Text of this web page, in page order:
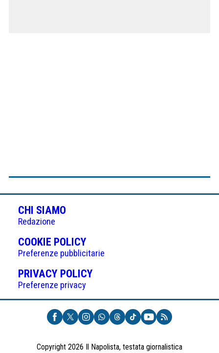
CHI SIAMO
Redazione
COOKIE POLICY(APRE
IN
UNA
NUOVA
Preferenze pubblicitarie
PRIVACY POLICY(APRE
UNA
NUOVA
SCHEDA)
Preferenze privacy
Copyright 2026 Il Napolista, testata giornalistica